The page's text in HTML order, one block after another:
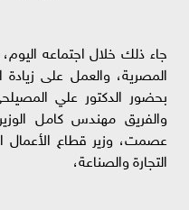
جاء ذلك خلال اجتماعه
المصرية، والعمل على
بحضور الدكتور علي
والفريق مهندس كامل
عصمت، وزير قطاع الأعمال
التجارة والصناعة،